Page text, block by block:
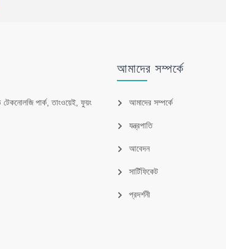
টেকনোলজি পার্ক, তাংওয়েই, ফুয়ং
আমাদের সম্পর্কে
আমাদের সম্পর্কে
যন্ত্রপাতি
আবেদন
সার্টিফিকেট
প্রদর্শনী